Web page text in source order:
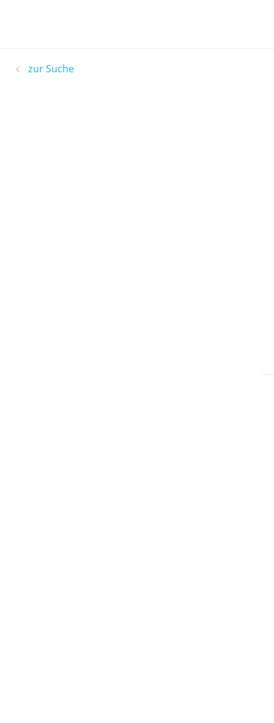
zur Suche